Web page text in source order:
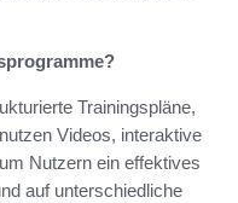
Trainingspläne,
Videos, interaktive
Nutzern ein effektives
auf unterschiedliche